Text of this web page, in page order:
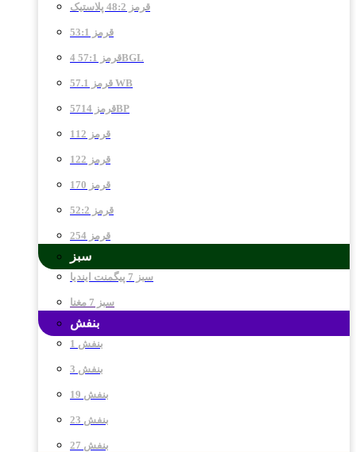
قرمز 48:2 پلاستیک
قرمز 53:1
قرمز 57:1 4BGL
قرمز 57.1 WB
قرمز 5714BP
قرمز 112
قرمز 122
قرمز 170
قرمز 52:2
قرمز 254
سبز
سبز 7 پیگمنت ایندیا
سبز 7 مغنا
بنفش
بنفش 1
بنفش 3
بنفش 19
بنفش 23
بنفش 27